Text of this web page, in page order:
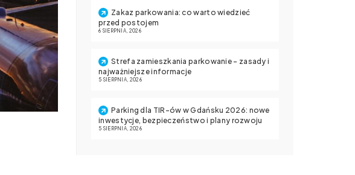
Zakaz parkowania: co warto wiedzieć
przed postojem
6 SIERPNIA, 2026
Strefa zamieszkania parkowanie – zasady i
najważniejsze informacje
5 SIERPNIA, 2026
Parking dla TIR-ów w Gdańsku 2026: nowe
inwestycje, bezpieczeństwo i plany rozwoju
5 SIERPNIA, 2026